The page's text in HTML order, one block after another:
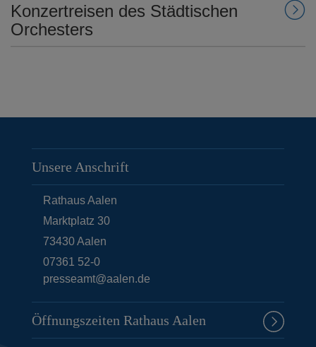
Konzertreisen des Städtischen
Orchesters
Unsere Anschrift
Rathaus Aalen
Marktplatz 30
73430Aalen
07361 52-0
presseamt@aalen.de
Öffnungszeiten Rathaus Aalen